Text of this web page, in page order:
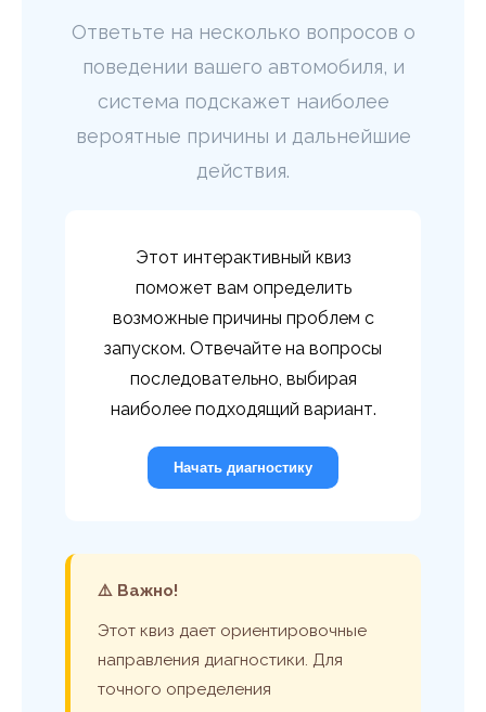
Ответьте на несколько вопросов о
поведении вашего автомобиля, и
система подскажет наиболее
вероятные причины и дальнейшие
действия.
Этот интерактивный квиз
поможет вам определить
возможные причины проблем с
запуском. Отвечайте на вопросы
последовательно, выбирая
наиболее подходящий вариант.
Начать диагностику
⚠️ Важно!
Этот квиз дает ориентировочные
направления диагностики. Для
точного определения